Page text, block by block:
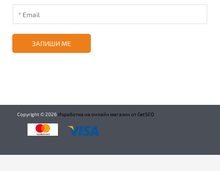
ЗАПИШИ МЕ
Copyright ©2026 Изработка на онлайн магазин от GetSEO